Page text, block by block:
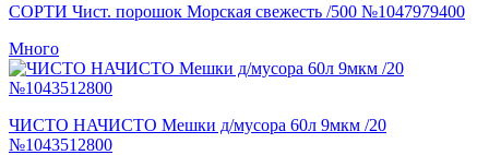
СОРТИ Чист. порошок Морская свежесть /500 №1047979400
Много
ЧИСТО НАЧИСТО Мешки д/мусора 60л 9мкм /20
№1043512800